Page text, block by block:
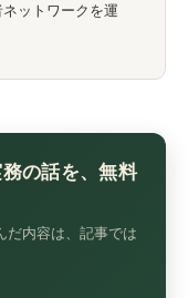
ットワークを運
の話を、無料
だ内容は、記事では